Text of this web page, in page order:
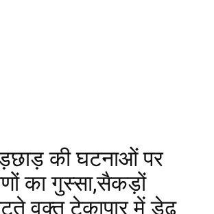
की घटनाओं पर
का गुस्सा,सैकड़ों
वक्त टेकापार में डेढ़